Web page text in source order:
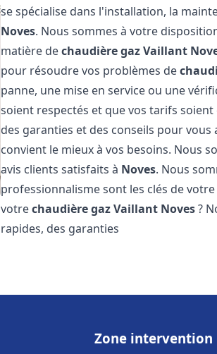
se spécialise dans l'installation, la
Noves. Nous sommes à votre
matière dechaudière gaz Vaillant
pour résoudre vos problèmes de
panne, une mise en service ou une
soient respectés et que vos tarifs
des garanties et des conseils pour
convient le mieux à vos besoins. Nous
avis clients satisfaits à Noves. Nous
professionnalisme sont les clés de
votrechaudière gaz Vaillant Noves?
rapides, des garanties
Zone intervention